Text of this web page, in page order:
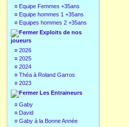
¤ Equipe Femmes +35ans
¤ Equipe hommes 1 +35ans
¤ Equipes hommes 2 +35ans
Exploits de nos
joueurs
¤ 2026
¤ 2025
¤ 2024
¤ Théa à Roland Garros
¤ 2023
Les Entraineurs
¤ Gaby
¤ David
¤ Gaby à la Bonne Année